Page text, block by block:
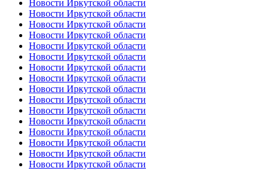
Новости Иркутской области
Новости Иркутской области
Новости Иркутской области
Новости Иркутской области
Новости Иркутской области
Новости Иркутской области
Новости Иркутской области
Новости Иркутской области
Новости Иркутской области
Новости Иркутской области
Новости Иркутской области
Новости Иркутской области
Новости Иркутской области
Новости Иркутской области
Новости Иркутской области
Новости Иркутской области